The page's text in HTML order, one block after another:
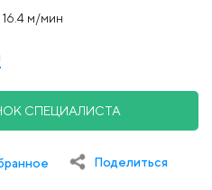
16.4 м/мин
СПЕЦИАЛИСТА
Поделиться